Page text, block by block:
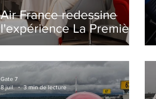
Air France redessine
l'expérience La Première
avec un salon
Paris-CDG
Gate 7
8 juil.
3 min de lecture